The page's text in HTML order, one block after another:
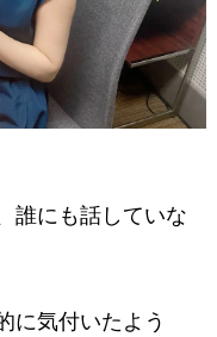
にも話していな
に気付いたよう